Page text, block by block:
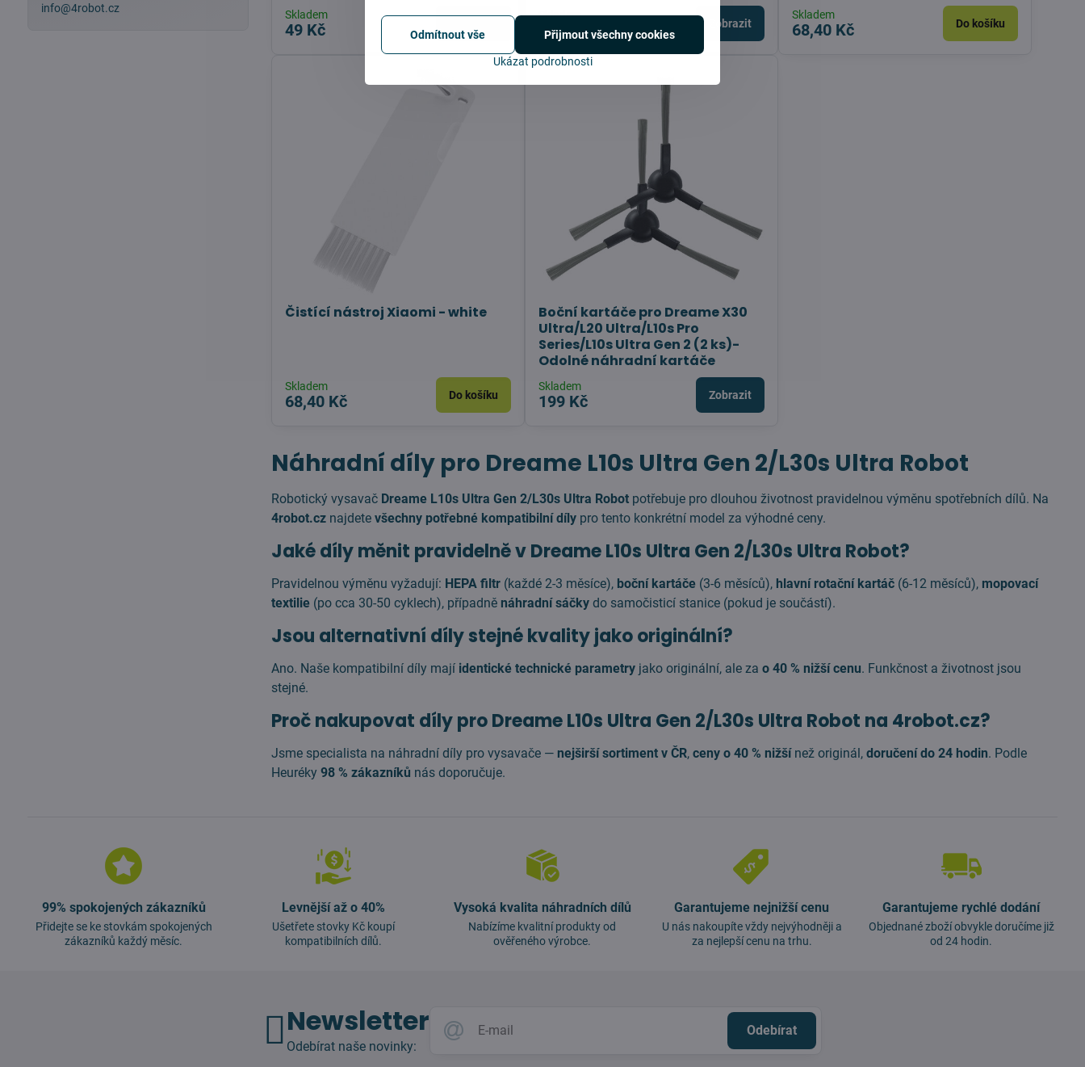
Skladem
49 Kč
Skladem
329 Kč Zobrazit
Skladem
68,40 Kč Do košíku
Čistící nástroj Xiaomi - white
Skladem
68,40 Kč Do košíku
Boční kartáče pro Dreame X30
Ultra/L20 Ultra/L10s Pro
Series/L10s Ultra Gen 2 (2 ks)-
Odolné náhradní kartáče
Skladem
199 Kč Zobrazit
Náhradní díly pro Dreame L10s Ultra Gen 2/L30s Ultra Robot
Robotický vysavač Dreame L10s Ultra Gen 2/L30s Ultra Robot potřebuje pro dlouhou životnost pravidelnou výměnu spotřebních dílů. Na
4robot.cz najdetevšechny potřebné kompatibilní díly pro tento konkrétní model za výhodné ceny.
Jaké díly měnit pravidelně v Dreame L10s Ultra Gen 2/L30s Ultra Robot?
Pravidelnou výměnu vyžadují: HEPA filtr (každé 2-3 měsíce), boční kartáče (3-6 měsíců), hlavní rotační kartáč (6-12 měsíců), mopovací
textilie (po cca 30-50 cyklech), případně náhradní sáčky do samočisticí stanice (pokud je součástí).
Jsou alternativní díly stejné kvality jako originální?
Ano. Naše kompatibilní díly mají identické technické parametry jako originální, ale zao 40 % nižší cenu. Funkčnost a životnost jsou
stejné.
Proč nakupovat díly pro Dreame L10s Ultra Gen 2/L30s Ultra Robot na 4robot.cz?
Jsme specialista na náhradní díly pro vysavače — nejširší sortiment v ČR,ceny o 40 % nižšínež originál,doručení do 24 hodin. Podle
Heuréky98 % zákazníků nás doporučuje.
info@4robot.cz
99% spokojených zákazníků
Přidejte se ke stovkám spokojených
zákazníků každý měsíc.
Levnější až o 40%
Ušetřete stovky Kč koupí
kompatibilních dílů.
Vysoká kvalita náhradních dílů
Nabízíme kvalitní produkty od
ověřeného výrobce.
Garantujeme nejnižší cenu
U nás nakoupíte vždy nejvýhodněji a
za nejlepší cenu na trhu.
Garantujeme rychlé dodání
Objednané zboží obvykle doručíme již
od 24 hodin.
Newsletter
Odebírat naše novinky:
Odebírat
Ukázat podrobnosti
Přijmout všechny cookies
Odmítnout vše